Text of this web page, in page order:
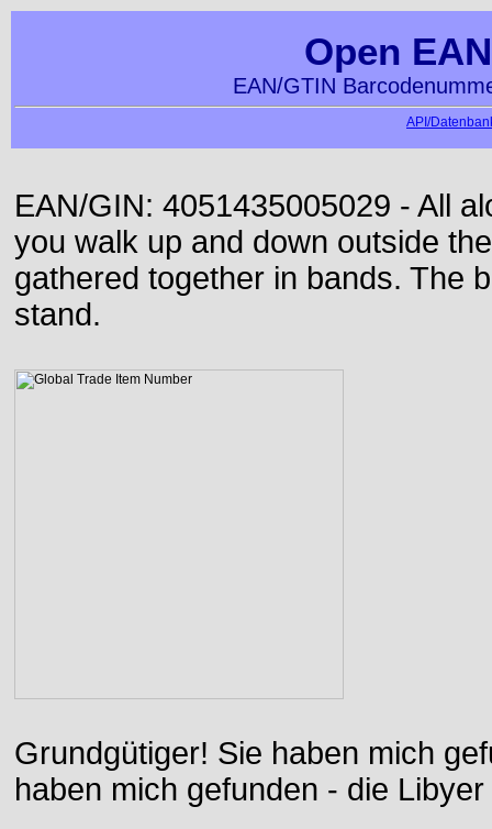
Open
EAN/GTIN
API/
EAN/GIN: 4051435005029 - All
you walk up and down outside
gathered together in bands. The
stand.
Grundgütiger! Sie haben mich
haben mich gefunden - die